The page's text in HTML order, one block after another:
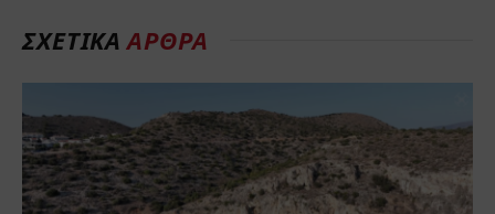
ΣΧΕΤΙΚΑΑΡΘΡΑ